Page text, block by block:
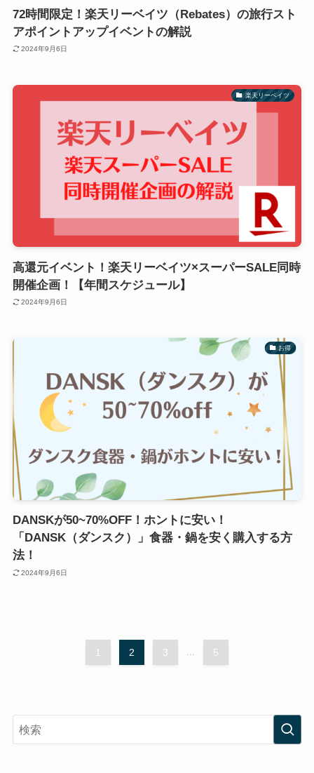
72時間限定！楽天リーベイツ（Rebates）の旅行スト
アポイントアップイベントの解説
2024年9月6日
楽天リーベイツ
高還元イベント！楽天リーベイツ×スーパーSALE同時
開催企画！【年間スケジュール】
2024年9月6日
お得
DANSKが50~70%OFF！ホントに安い！
「DANSK（ダンスク）」食器・鍋を安く購入する方
法！
2024年9月6日
1 2 3 ... 5